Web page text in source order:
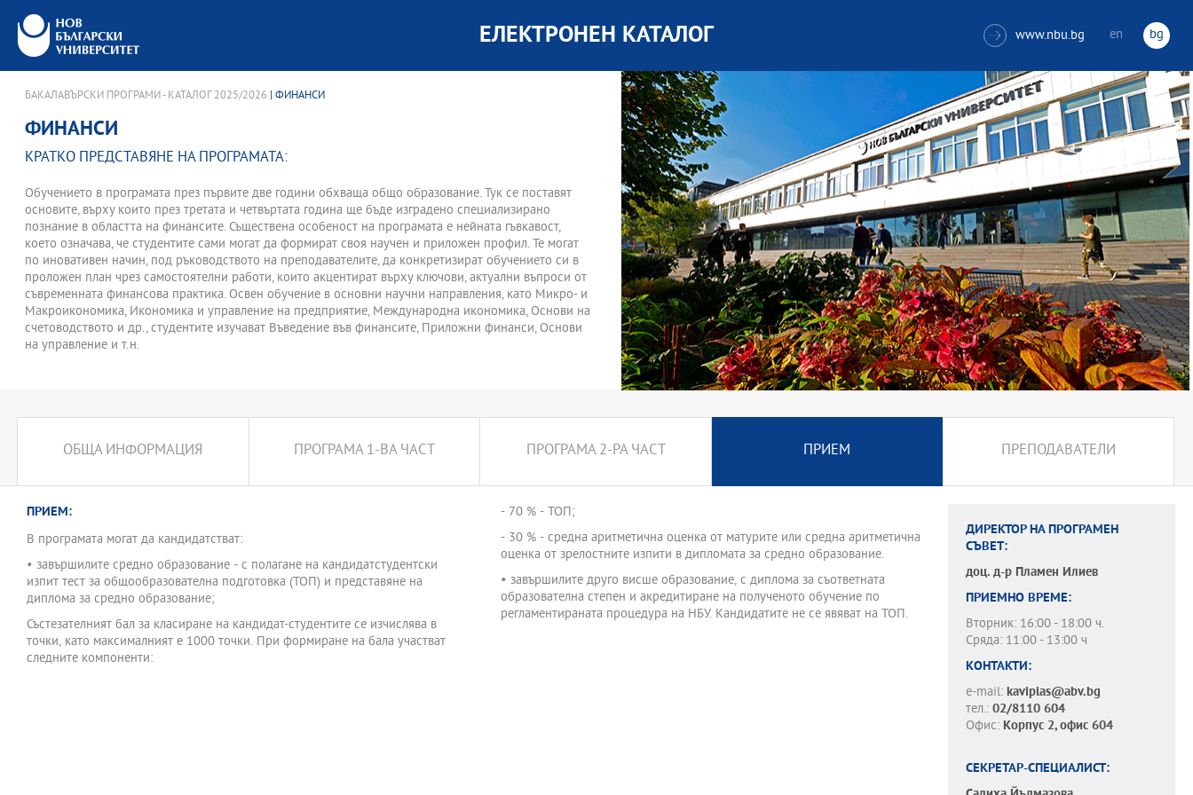
ЕЛЕКТРОНЕН КАТАЛОГ  www.nbu.bg en bg
БАКАЛАВЪРСКИ ПРОГРАМИ - КАТАЛОГ 2025/2026 | ФИНАНСИ
ФИНАНСИ
КРАТКО ПРЕДСТАВЯНЕ НА ПРОГРАМАТА:
Обучението в програмата през първите две години обхваща общо образование. Тук се поставят
основите, върху които през третата и четвъртата година ще бъде изградено специализирано
познание в областта на финансите. Съществена особеност на програмата е нейната гъвкавост,
което означава, че студентите сами могат да формират своя научен и приложен профил. Те могат
по иновативен начин, под ръководството на преподавателите, да конкретизират обучението си в
проложен план чрез самостоятелни работи, които акцентират върху ключови, актуални въпроси от
съвременната финансова практика. Освен обучение в основни научни направления, като Микро- и
Макроикономика, Икономика и управление на предприятие, Международна икономика, Основи на
счетоводството и др., студентите изучават Въведение във финансите, Приложни финанси, Основи
на управление и т.н.
ОБЩА ИНФОРМАЦИЯ ПРОГРАМА 1-ВА ЧАСТ ПРОГРАМА 2-РА ЧАСТ ПРИЕМ ПРЕПОДАВАТЕЛИ
ПРИЕМ:
В програмата могат да кандидатстват:
• завършилите средно образование - с полагане на кандидатстудентски
изпит тест за общообразователна подготовка (ТОП) и представяне на
диплома за средно образование;
Състезателният бал за класиране на кандидат-студентите се изчислява в
точки, като максималният е 1000 точки. При формиране на бала участват
следните компоненти:
- 70 % - ТОП;
- 30 % - средна аритметична оценка от матурите или средна аритметична
оценка от зрелостните изпити в дипломата за средно образование.
• завършилите друго висше образование, с диплома за съответната
образователна степен и акредитиране на полученото обучение по
регламентираната процедура на НБУ. Кандидатите не се явяват на ТОП.
ДИРЕКТОР НА ПРОГРАМЕН
СЪВЕТ:
доц. д-р Пламен Илиев
ПРИЕМНО ВРЕМЕ:
Вторник: 16:00 - 18:00 ч.
Сряда: 11:00 - 13:00 ч
КОНТАКТИ:
e-mail: kaviplas@abv.bg
тел.: 02/8110 604
Офис: Корпус 2, офис 604
СЕКРЕТАР-СПЕЦИАЛИСТ: